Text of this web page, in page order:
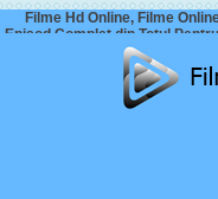
Filme Hd Online, Filme
Episod Complet din Totul